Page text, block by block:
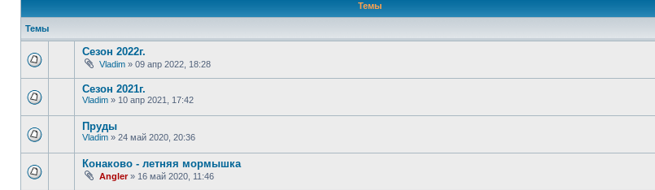
Темы
Темы
Сезон 2022г.
Vladim » 09 апр 2022, 18:28
Сезон 2021г.
Vladim » 10 апр 2021, 17:42
Пруды
Vladim » 24 май 2020, 20:36
Конаково - летняя мормышка
Angler» 16 май 2020, 11:46